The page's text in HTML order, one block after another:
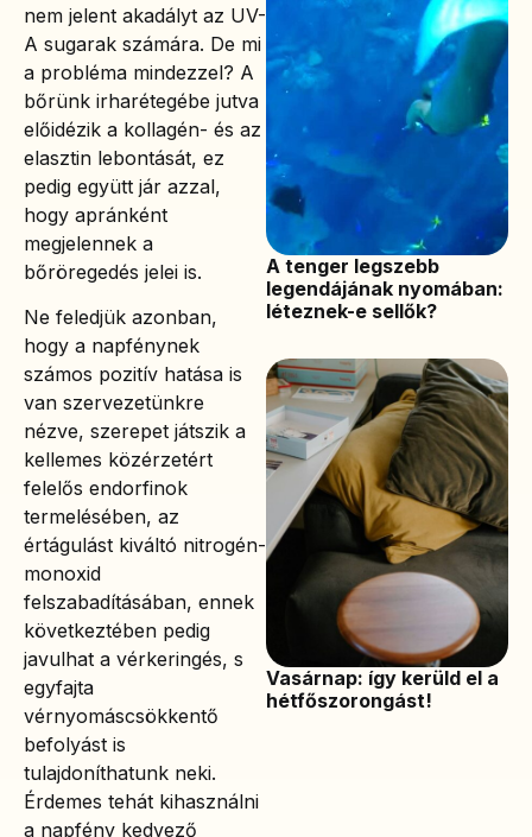
nem jelent akadályt az UV-
A sugarak számára. De mi
a probléma mindezzel? A
bőrünk irharétegébe jutva
előidézik a kollagén- és az
elasztin lebontását, ez
pedig együtt jár azzal,
hogy apránként
megjelennek a
bőröregedés jelei is.
Ne feledjük azonban,
hogy a napfénynek
számos pozitív hatása is
van szervezetünkre
nézve, szerepet játszik a
kellemes közérzetért
felelős endorfinok
termelésében, az
értágulást kiváltó nitrogén-
monoxid
felszabadításában, ennek
következtében pedig
javulhat a vérkeringés, s
egyfajta
vérnyomáscsökkentő
befolyást is
tulajdoníthatunk neki.
Érdemes tehát kihasználni
a napfény kedvező
A tenger legszebb
legendájának nyomában:
léteznek-e sellők?
Vasárnap: így kerüld el a
hétfőszorongást!